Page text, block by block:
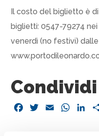
Il costo del biglietto è
biglietti: 0547-79274
venerdì (no festivi) dalle
Condividi
Facebook
TwitterEmail